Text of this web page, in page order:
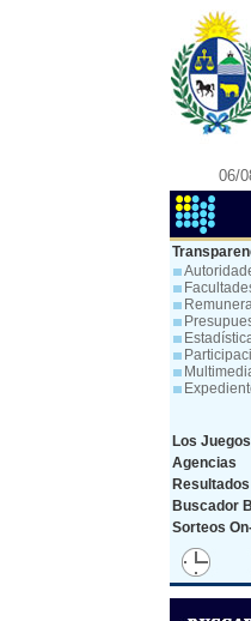
06/
Los Juegos
Agencias
Resultados
Buscador
Sorteos